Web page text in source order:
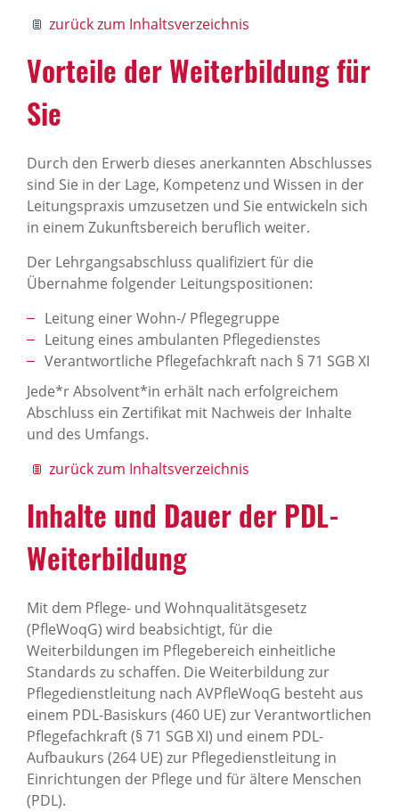
zurück zum Inhaltsverzeichnis
Vorteile der Weiterbildung für
Sie
Durch den Erwerb dieses anerkannten Abschlusses
sind Sie in der Lage, Kompetenz und Wissen in der
Leitungspraxis umzusetzen und Sie entwickeln sich
in einem Zukunftsbereich beruflich weiter.
Der Lehrgangsabschluss qualifiziert für die
Übernahme folgender Leitungspositionen:
Leitung einer Wohn-/ Pflegegruppe
Leitung eines ambulanten Pflegedienstes
Verantwortliche Pflegefachkraft nach § 71 SGB XI
Jede*r Absolvent*in erhält nach erfolgreichem
Abschluss ein Zertifikat mit Nachweis der Inhalte
und des Umfangs.
zurück zum Inhaltsverzeichnis
Inhalte und Dauer der PDL-
Weiterbildung
Mit dem Pflege- und Wohnqualitätsgesetz
(PfleWoqG) wird beabsichtigt, für die
Weiterbildungen im Pflegebereich einheitliche
Standards zu schaffen. Die Weiterbildung zur
Pflegedienstleitung nach AVPfleWoqG besteht aus
einem PDL-Basiskurs (460 UE) zur Verantwortlichen
Pflegefachkraft (§ 71 SGB XI) und einem PDL-
Aufbaukurs (264 UE) zur Pflegedienstleitung in
Einrichtungen der Pflege und für ältere Menschen
(PDL).